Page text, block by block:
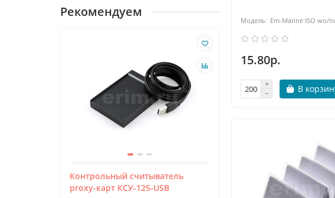
Рекомендуем
Контрольный считыватель
proxy-карт КСУ-125-USB
Em-Marine ISO wo/
15.80р.
В